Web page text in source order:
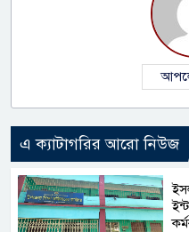
এ ক্যাটাগরির আরো নিউজ